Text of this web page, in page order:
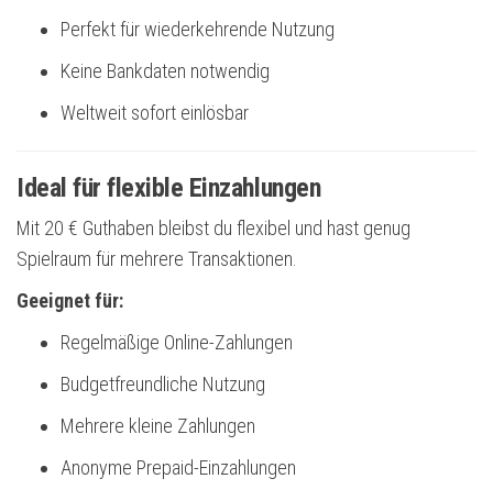
Perfekt für wiederkehrende Nutzung
Keine Bankdaten notwendig
Weltweit sofort einlösbar
Ideal für flexible Einzahlungen
Mit 20 € Guthaben bleibst du flexibel und hast genug
Spielraum für mehrere Transaktionen.
Geeignet für:
Regelmäßige Online-Zahlungen
Budgetfreundliche Nutzung
Mehrere kleine Zahlungen
Anonyme Prepaid-Einzahlungen